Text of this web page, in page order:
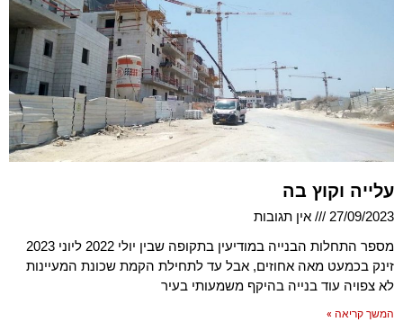
עלייה וקוץ בה
27/09/2023
אין תגובות
מספר התחלות הבנייה במודיעין בתקופה שבין יולי 2022 ליוני 2023
זינק בכמעט מאה אחוזים, אבל עד לתחילת הקמת שכונת המעיינות
לא צפויה עוד בנייה בהיקף משמעותי בעיר
המשך קריאה »